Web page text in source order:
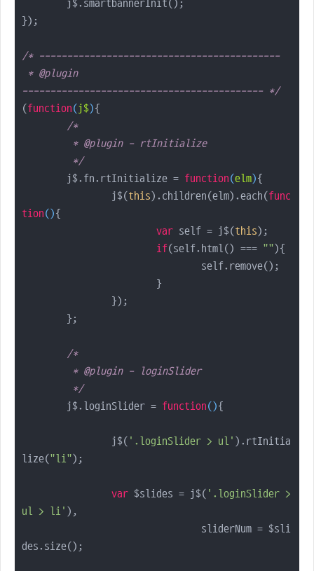
});
/* -------------------------------------------
------------------------------------------- */
(function(j$){
/*
	 */
	j$.fn.rtInitialize =
function(elm){
		j$(
this).children(elm).each(func
tion(){
var self = j$(this);
if(self.html() === ""){
/*
	 */
	j$.loginSlider =
function(){
		j$(
'.loginSlider > ul' ).rtInitia
lize("li");
var $slides = j$( '.loginSlider >
ul > li' ),
des.size();